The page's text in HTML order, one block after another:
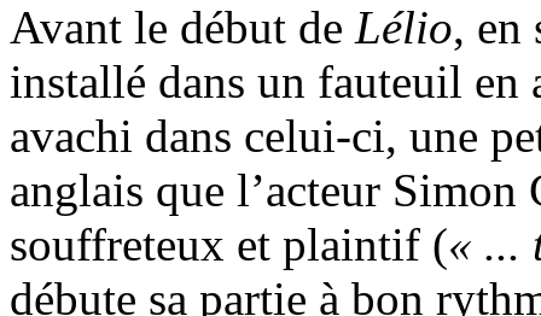
Avant le début de Lélio, en
installé dans un fauteuil en
avachi dans celui-ci, une
anglais que l’acteur
souffreteux et plaintif (« ...
débute sa partie à bon